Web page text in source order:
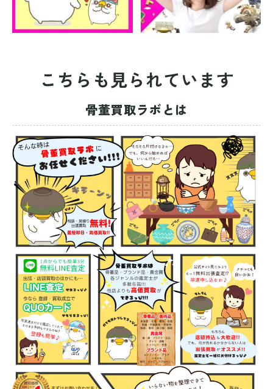
こちらも見られています
骨董買取ラボとは